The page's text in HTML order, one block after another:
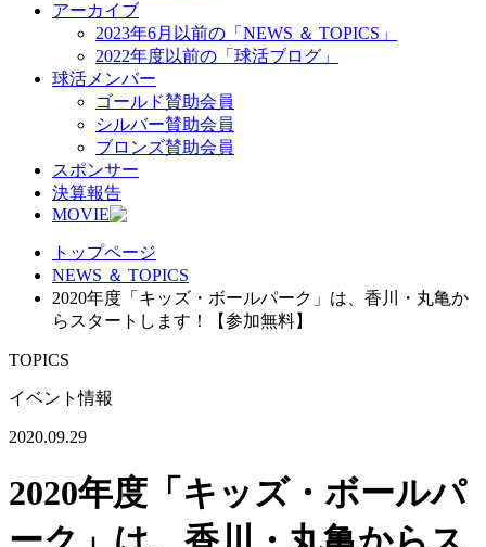
アーカイブ
2023年6月以前の「NEWS ＆ TOPICS」
2022年度以前の「球活ブログ」
球活メンバー
ゴールド賛助会員
シルバー賛助会員
ブロンズ賛助会員
スポンサー
決算報告
MOVIE
トップページ
NEWS ＆ TOPICS
2020年度「キッズ・ボールパーク」は、香川・丸亀か
らスタートします！【参加無料】
TOPICS
イベント情報
2020.09.29
2020年度「キッズ・ボールパ